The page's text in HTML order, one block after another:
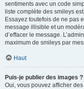
sentiments avec un code
liste complète des smileys
Essayez toutefois de ne pas
message illisible et un
d’effacer le message.
maximum de smileys par
Haut
Puis-je publier des images ?
Oui, vous pouvez afficher